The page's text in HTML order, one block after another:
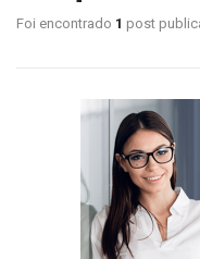
Foi encontrado 1 post